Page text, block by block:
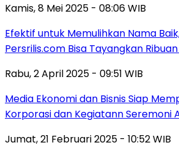
Kamis, 8 Mei 2025 - 08:06 WIB
Efektif untuk Memulihkan Nama
Persrilis.com Bisa Tayangkan
Rabu, 2 April 2025 - 09:51 WIB
Media Ekonomi dan Bisnis Siap
Korporasi dan Kegiatann Seremoni
Jumat, 21 Februari 2025 - 10:52 WIB